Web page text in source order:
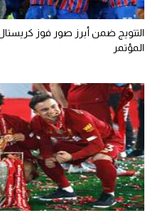
آسيا
أمريكا
أقسام خاصة
Gamers
ميركاتو
تحقيق في الجول
التتويج ضمن أبرز صور فوز
المؤتمر